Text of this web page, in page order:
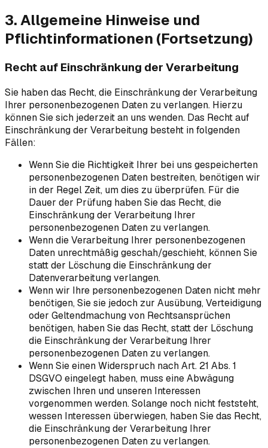
3. Allgemeine Hinweise und
Pflichtinformationen (Fortsetzung)
Recht auf Einschränkung der Verarbeitung
Sie haben das Recht, die Einschränkung der Verarbeitung
Ihrer personenbezogenen Daten zu verlangen. Hierzu
können Sie sich jederzeit an uns wenden. Das Recht auf
Einschränkung der Verarbeitung besteht in folgenden
Fällen:
Wenn Sie die Richtigkeit Ihrer bei uns gespeicherten
personenbezogenen Daten bestreiten, benötigen wir
in der Regel Zeit, um dies zu überprüfen. Für die
Dauer der Prüfung haben Sie das Recht, die
Einschränkung der Verarbeitung Ihrer
personenbezogenen Daten zu verlangen.
Wenn die Verarbeitung Ihrer personenbezogenen
Daten unrechtmäßig geschah/geschieht, können Sie
statt der Löschung die Einschränkung der
Datenverarbeitung verlangen.
Wenn wir Ihre personenbezogenen Daten nicht mehr
benötigen, Sie sie jedoch zur Ausübung, Verteidigung
oder Geltendmachung von Rechtsansprüchen
benötigen, haben Sie das Recht, statt der Löschung
die Einschränkung der Verarbeitung Ihrer
personenbezogenen Daten zu verlangen.
Wenn Sie einen Widerspruch nach Art. 21 Abs. 1
DSGVO eingelegt haben, muss eine Abwägung
zwischen Ihren und unseren Interessen
vorgenommen werden. Solange noch nicht feststeht,
wessen Interessen überwiegen, haben Sie das Recht,
die Einschränkung der Verarbeitung Ihrer
personenbezogenen Daten zu verlangen.